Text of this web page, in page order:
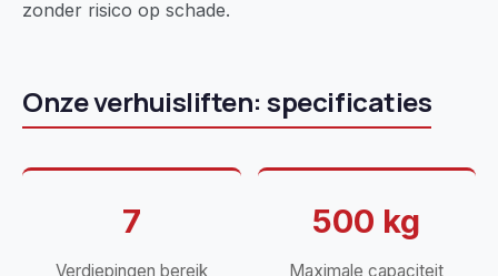
zonder risico op schade.
Onze verhuisliften: specificaties
7
Verdiepingen bereik
500 kg
Maximale capaciteit